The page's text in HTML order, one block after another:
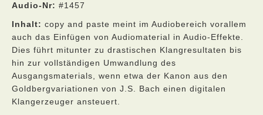
Audio-Nr: #1457
Inhalt: copy and paste meint im Audiobereich vorallem
auch das Einfügen von Audiomaterial in Audio-Effekte.
Dies führt mitunter zu drastischen Klangresultaten bis
hin zur vollständigen Umwandlung des
Ausgangsmaterials, wenn etwa der Kanon aus den
Goldbergvariationen von J.S. Bach einen digitalen
Klangerzeuger ansteuert.